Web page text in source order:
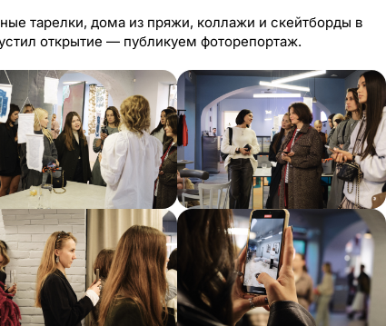
тарелки, дома из пряжи, коллажи и скейтборды в
открытие — публикуем фоторепортаж.